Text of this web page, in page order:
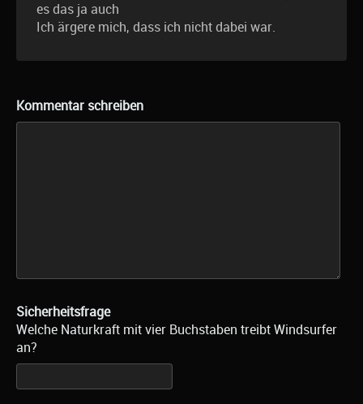
es das ja auch
Ich ärgere mich, dass ich nicht dabei war.
Kommentar schreiben
Sicherheitsfrage
Welche Naturkraft mit vier Buchstaben treibt Windsurfer
an?